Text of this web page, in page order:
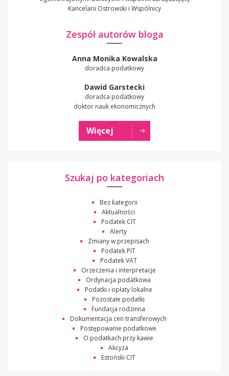
Kancelarii Ostrowski i Wspólnicy
Zespół autorów bloga
Anna Monika Kowalska
doradca podatkowy
Dawid Garstecki
doradca podatkowy
doktor nauk ekonomicznych
Więcej
Szukaj po kategoriach
Bez kategorii
Aktualności
Podatek CIT
Alerty
Zmiany w przepisach
Podatek PIT
Podatek VAT
Orzeczenia i interpretacje
Ordynacja podatkowa
Podatki i opłaty lokalne
Pozostałe podatki
Fundacja rodzinna
Dokumentacja cen transferowych
Postępowanie podatkowe
O podatkach przy kawie
Akcyza
Estoński CIT